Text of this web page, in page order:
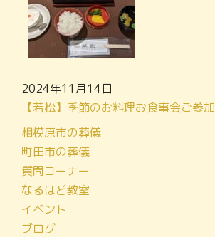
2024年11月14日
相模原市の葬儀
町田市の葬儀
質問コーナー
なるほど教室
イベント
ブログ